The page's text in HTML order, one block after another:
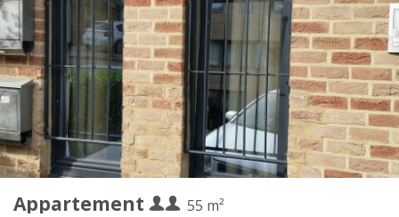
Appartement
55 m²
Loyer:
990 € (495 €/pers.)
Charges:
260 € (130 €/pers.)
Durée:
12 mois, 5-6 mois
Domiciliation:
Non
Aménagement
Salle de bain:
Privée
Cuisine:
Privée (pièce distincte)
Superficie:
55 m
2
Pièces privées:
4